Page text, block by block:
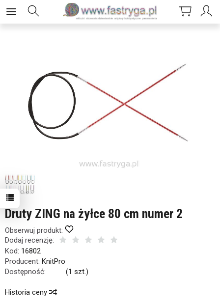
Druty ZING na żyłce 80 cm numer 2
Obserwuj produkt:
Dodaj recenzję:
Kod: 16802
Producent: KnitPro
Dostępność:
(1 szt.)
Historia ceny